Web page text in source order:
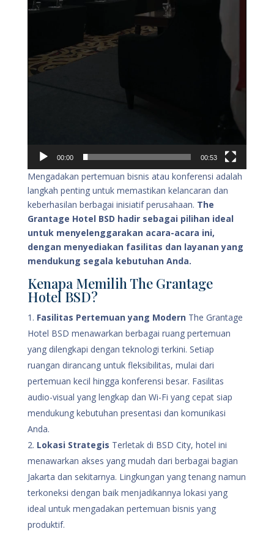
00:00 00:53
Mengadakan pertemuan bisnis atau konferensi adalah
langkah penting untuk memastikan kelancaran dan
keberhasilan berbagai inisiatif perusahaan. The
Grantage Hotel BSD hadir sebagai pilihan ideal
untuk menyelenggarakan acara-acara ini,
dengan menyediakan fasilitas dan layanan yang
mendukung segala kebutuhan Anda.
Kenapa Memilih The Grantage
Hotel BSD?
Fasilitas Pertemuan yang ModernThe Grantage
Hotel BSD menawarkan berbagai ruang pertemuan
yang dilengkapi dengan teknologi terkini. Setiap
ruangan dirancang untuk fleksibilitas, mulai dari
pertemuan kecil hingga konferensi besar. Fasilitas
audio-visual yang lengkap dan Wi-Fi yang cepat siap
mendukung kebutuhan presentasi dan komunikasi
Anda.
Lokasi Strategis Terletak di BSD City, hotel ini
menawarkan akses yang mudah dari berbagai bagian
Jakarta dan sekitarnya. Lingkungan yang tenang namun
terkoneksi dengan baik menjadikannya lokasi yang
ideal untuk mengadakan pertemuan bisnis yang
produktif.